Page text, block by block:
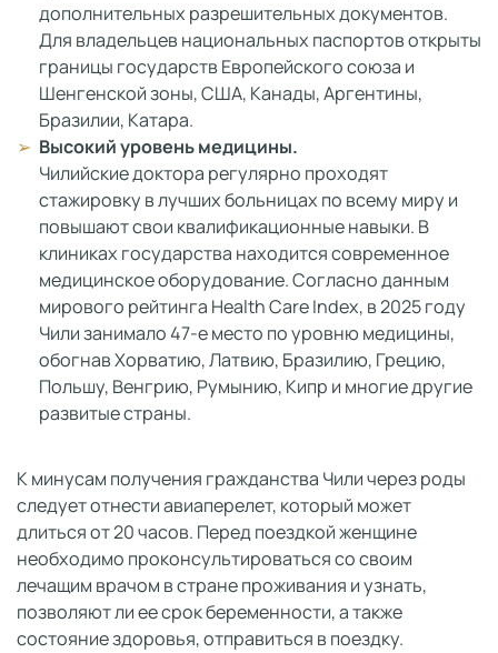
дополнительных разрешительных документов.
Для владельцев национальных паспортов открыты
границы государств Европейского союза и
Шенгенской зоны, США, Канады, Аргентины,
Бразилии, Катара.
Высокий уровень медицины.
Чилийские доктора регулярно проходят
стажировку в лучших больницах по всему миру и
повышают свои квалификационные навыки. В
клиниках государства находится современное
медицинское оборудование. Согласно данным
мирового рейтинга Health Care Index, в 2025 году
Чили занимало 47-е место по уровню медицины,
обогнав Хорватию, Латвию, Бразилию, Грецию,
Польшу, Венгрию, Румынию, Кипр и многие другие
развитые страны.
К минусам получения гражданства Чили через роды
следует отнести авиаперелет, который может
длиться от 20 часов. Перед поездкой женщине
необходимо проконсультироваться со своим
лечащим врачом в стране проживания и узнать,
позволяют ли ее срок беременности, а также
состояние здоровья, отправиться в поездку.